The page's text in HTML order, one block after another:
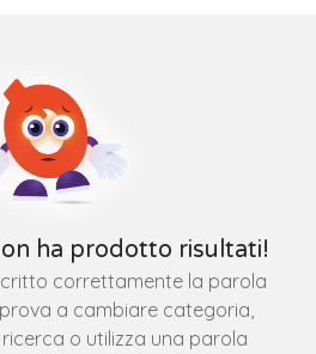
ha prodotto risultati!
correttamente la parola
a cambiare categoria,
o utilizza una parola